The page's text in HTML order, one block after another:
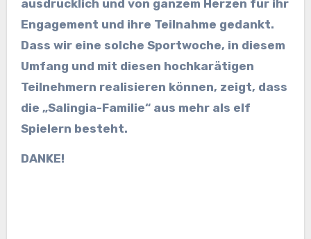
ausdrücklich und von ganzem Herzen für ihr
Engagement und ihre Teilnahme gedankt.
Dass wir eine solche Sportwoche, in diesem
Umfang und mit diesen hochkarätigen
Teilnehmern realisieren können, zeigt, dass
die „Salingia-Familie“ aus mehr als elf
Spielern besteht.
DANKE!